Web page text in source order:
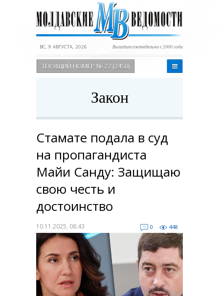
ВС, 9 АВГУСТА, 2026 Выходит еженедельно с 2000 года
ТЕКУЩИЙ НОМЕР № 27 (2450)
Закон
Стамате подала в суд
на пропагандиста
Майи Санду: Защищаю
свою честь и
достоинство
10.11.2025, 08:43 0 448